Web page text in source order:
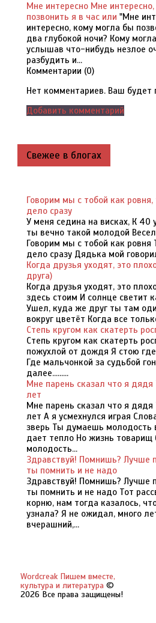
Мне интересно Мне
позвонить я в час или "Мне
интересно, кому могла бы
два глубокой ночи? Кому
услышав что-нибудь незлое
разбудить и...
Комментарии (0)
Нет комментариев. Ваш будет
Добавить комментарий
Свежее в блогах
Говорим мы с тобой как
дело сразу
У меня седина на висках, К
ты вечно такой молодой
Говорим мы с тобой как ровня
дело сразу Дядька мой
Когда друзья уходят, это
друга)
Когда друзья уходят, это
здесь стоим И солнце светит
Ушел, куда же друг ты там
вокруг цветёт Когда все
Степь кругом как скатерть
Степь кругом как скатерть
пожухлой от дождя Я стою
Где мальчонкой за судьбой
далее.........
Мне парень сказал что я дядя
лет
Мне парень сказал что я дядя
лет А я усмехнулся играя
зверь Ты думаешь молодость
дает тепло Но жизнь товарищ
молодость...
Здравствуй! Помнишь? Лучше
ты помнить и не надо
Здравствуй! Помнишь? Лучше
ты помнить и не надо Тот
корню, нам тогда казалось,
узнала? Я не ожидал, много
вчерашний,...
Wordcreak Пишем вместе,
культура и литература ©
2026 Все права защищены!